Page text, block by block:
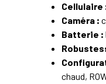
Cellulaire
Caméra :
Batterie :
chaud,